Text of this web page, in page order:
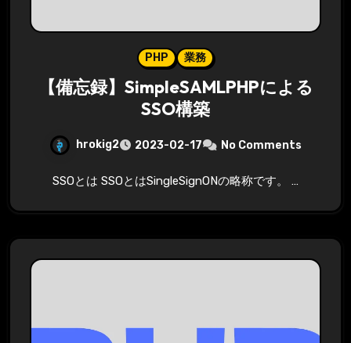
PHP 業務
【備忘録】SimpleSAMLPHPによる
SSO構築
hrokig2 2023-02-17 No Comments
SSOとは SSOとはSingleSignONの略称です。 …